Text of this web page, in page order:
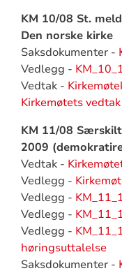
KM 10/08 St.
Den norske kirke
Saksdokumenter -
Vedlegg -
Vedtak -
Kirkemøtets vedtak
KM 11/08
2009
Vedtak -
Vedlegg -
Vedlegg -
Vedlegg -
Vedlegg -
høringsuttalelse
Saksdokumenter -